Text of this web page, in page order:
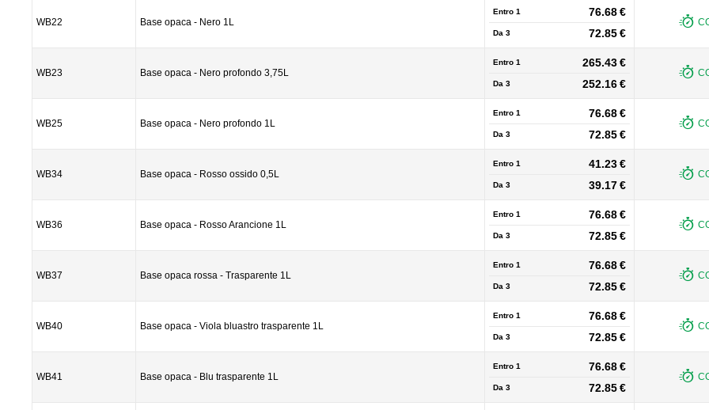
WB22 Base opaca - Nero 1L
Entro 1 76.68 €
Da 3 72.85 €
WB23 Base opaca - Nero profondo 3,75L
Entro 1 265.43 €
Da 3 252.16 €
WB25 Base opaca - Nero profondo 1L
Entro 1 76.68 €
Da 3 72.85 €
WB34 Base opaca - Rosso ossido 0,5L
Entro 1 41.23 €
Da 3 39.17 €
WB36 Base opaca - Rosso Arancione 1L
Entro 1 76.68 €
Da 3 72.85 €
WB37 Base opaca rossa - Trasparente 1L
Entro 1 76.68 €
Da 3 72.85 €
WB40 Base opaca - Viola bluastro trasparente 1L
Entro 1 76.68 €
Da 3 72.85 €
WB41 Base opaca - Blu trasparente 1L
Entro 1 76.68 €
Da 3 72.85 €